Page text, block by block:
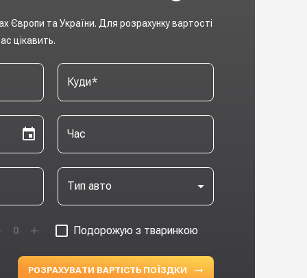
Європи та України. Для розрахунку вартості
цікавить.
Куди*
Час
Тип авто
0 Подорожую з тваринкою
РОЗРАХУВАТИ ВАРТІСТЬ ПОЇЗДКИ